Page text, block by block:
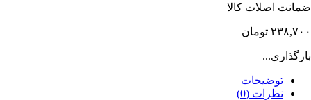
ضمانت اصلات کالا
۲۳۸,۷۰۰ تومان
بارگذاری...
توضیحات
نظرات (0)